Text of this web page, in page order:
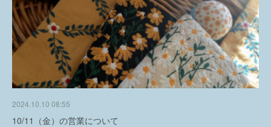
2024.10.10 08:55
10/11（金）の営業について